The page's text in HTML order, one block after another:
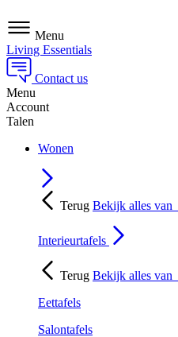
Menu
Living Essentials
Contact us
Menu
Account
Talen
Wonen
Terug Bekijk alles van
Interieurtafels
Terug Bekijk alles van
Eettafels
Salontafels